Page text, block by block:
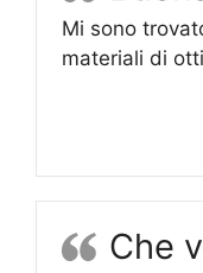
Mi sono
materiali di
Che